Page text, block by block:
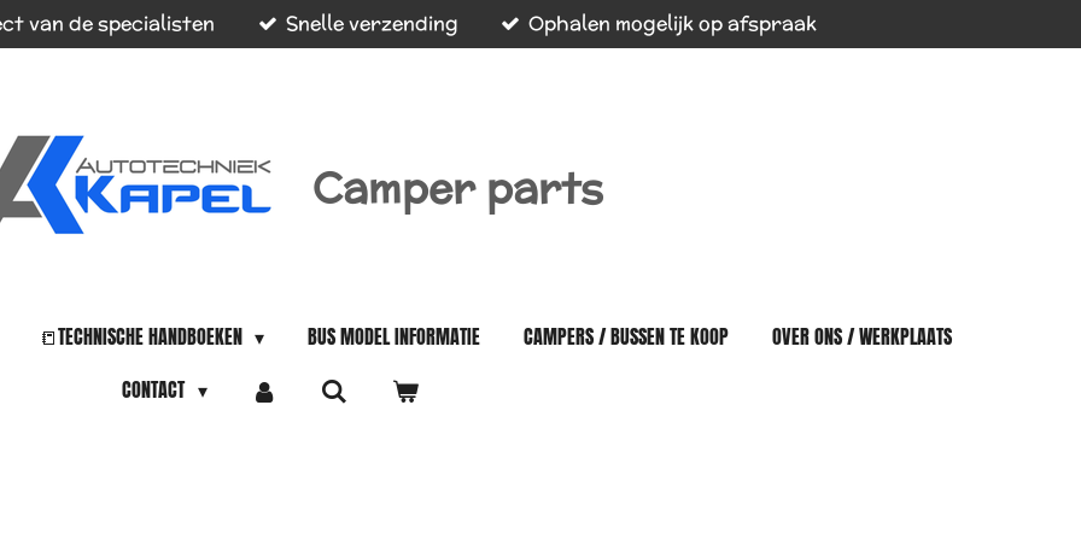
van de specialisten Snelle verzending Ophalen mogelijk op afspraak
Camper parts
📒TECHNISCHE HANDBOEKEN BUS MODEL INFORMATIE CAMPERS / BUSSEN TE KOOP
OVER ONS / WERKPLAATS
CONTACT